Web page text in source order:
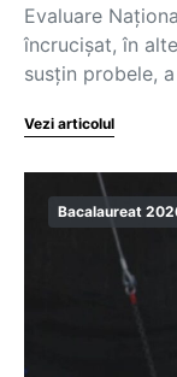
Evaluare
încrucișat, în
susțin probele,
Vezi articolul
Bacalaureat